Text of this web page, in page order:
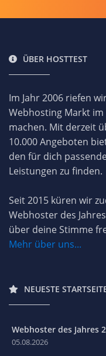
ÜBER HOSTTEST
Im Jahr 2006 riefen
Webhosting Markt
machen. Mit derzeit
10.000 Angeboten
den für dich
Leistungen zu finden.
Seit 2015 küren wir
Webhoster des
über deine Stimme
Mehr über uns...
NEUESTE
Webhoster des Jahres
05.08.2026